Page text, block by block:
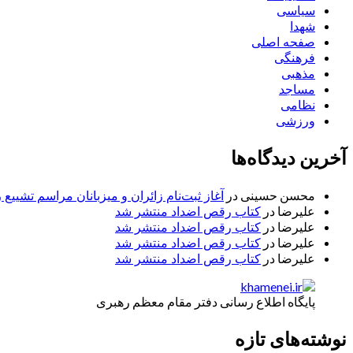
سیاسی
شهدا
صفحه اصلی
فرهنگی
مذهبی
مساجد
نظامی
ورزشی
آخرین دیدگاه‌ها
محسن حسینی در آغاز ثبت‌نام زائران و میزبانان مراسم
علیرضا در کتاب رقص اضداد منتشر شد
علیرضا در کتاب رقص اضداد منتشر شد
علیرضا در کتاب رقص اضداد منتشر شد
علیرضا در کتاب رقص اضداد منتشر شد
پایگاه اطلاع رسانی دفتر مقام معظم رهبری
نوشته‌های تازه